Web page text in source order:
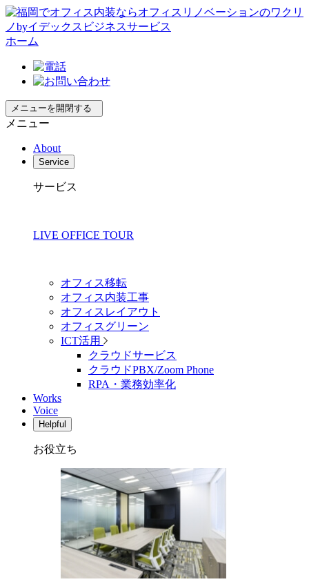
ホーム
メニューを開閉する
メニュー
About
Service
サービス
LIVE OFFICE TOUR
オフィス移転
オフィス内装工事
オフィスレイアウト
オフィスグリーン
ICT活用
クラウドサービス
クラウドPBX/Zoom Phone
RPA・業務効率化
Works
Voice
Helpful
お役立ち